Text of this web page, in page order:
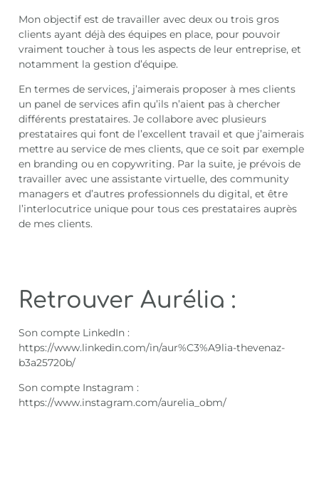
Mon objectif est de travailler avec deux ou trois gros
clients ayant déjà des équipes en place, pour pouvoir
vraiment toucher à tous les aspects de leur entreprise, et
notamment la gestion d’équipe.
En termes de services, j’aimerais proposer à mes clients
un panel de services afin qu’ils n’aient pas à chercher
différents prestataires. Je collabore avec plusieurs
prestataires qui font de l’excellent travail et que j’aimerais
mettre au service de mes clients, que ce soit par exemple
en branding ou en copywriting. Par la suite, je prévois de
travailler avec une assistante virtuelle, des community
managers et d’autres professionnels du digital, et être
l’interlocutrice unique pour tous ces prestataires auprès
de mes clients.
Retrouver Aurélia :
Son compte LinkedIn :
https://www.linkedin.com/in/aur%C3%A9lia-thevenaz-
b3a25720b/
Son compte Instagram :
https://www.instagram.com/aurelia_obm/